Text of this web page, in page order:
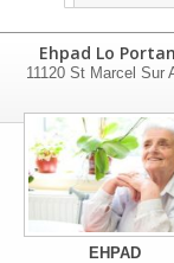
Ehpad Lo
11120St Marcel Sur
EHPAD